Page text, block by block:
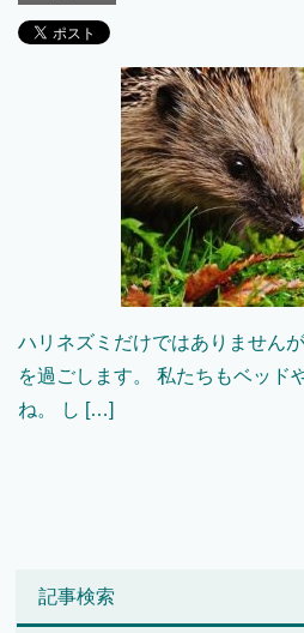
ハリネズミだけではありません
を過ごします。 私たちもベッド
ね。 し […]
記事検索